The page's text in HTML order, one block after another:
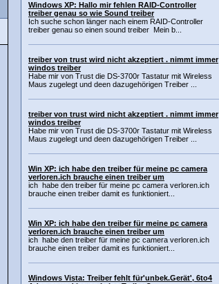
Windows XP: Hallo mir fehlen RAID-Controller
treiber genau so wie Sound treiber
Ich suche schon länger nach einem RAID-Controller
treiber genau so einen sound treiber Mein b...
treiber von trust wird nicht akzeptiert . nimmt immer
windos treiber
Habe mir von Trust die DS-3700r Tastatur mit Wireless
Maus zugelegt und deen dazugehörigen Treiber ...
treiber von trust wird nicht akzeptiert . nimmt immer
windos treiber
Habe mir von Trust die DS-3700r Tastatur mit Wireless
Maus zugelegt und deen dazugehörigen Treiber ...
Win XP: ich habe den treiber für meine pc camera
verloren.ich brauche einen treiber um
ich habe den treiber für meine pc camera verloren.ich
brauche einen treiber damit es funktioniert...
Win XP: ich habe den treiber für meine pc camera
verloren.ich brauche einen treiber um
ich habe den treiber für meine pc camera verloren.ich
brauche einen treiber damit es funktioniert...
Windows Vista: Treiber fehlt für'unbek.Gerät', 6to4